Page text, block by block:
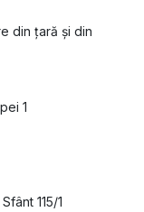
din țară și din
1
115/1